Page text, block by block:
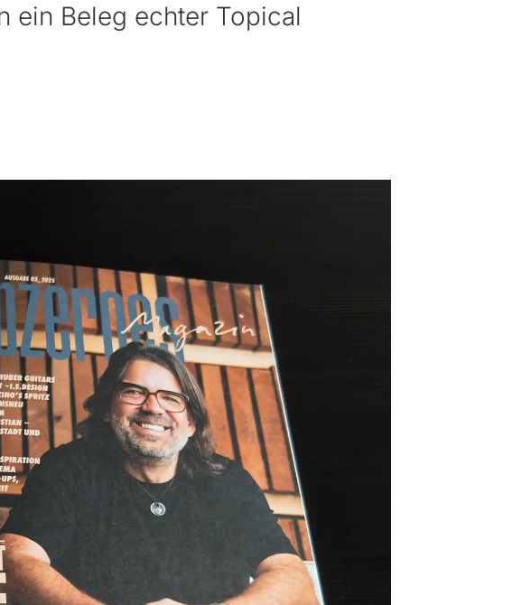
ein Beleg echter Topical